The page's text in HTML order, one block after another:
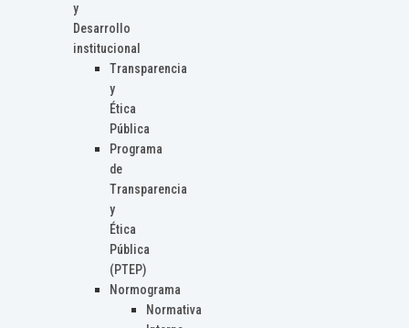
y
Desarrollo
institucional
Transparencia
y
Ética
Pública
Programa
de
Transparencia
y
Ética
Pública
(PTEP)
Normograma
Normativa